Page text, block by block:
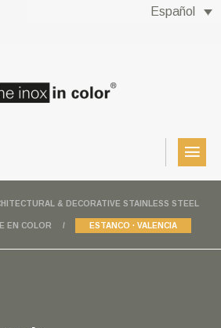
Español
& DECORATIVE STAINLESS STEEL
EN COLOR ESTANCO · VALENCIA